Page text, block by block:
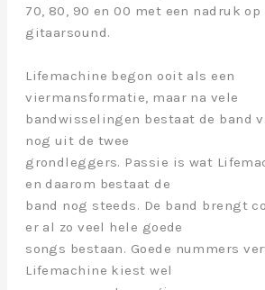
70, 80, 90 en 00 met een nadruk op
gitaarsound.
Lifemachine begon ooit als een
viermansformatie, maar na vele
bandwisselingen bestaat de band
nog uit de twee
grondleggers. Passie is wat
en daarom bestaat de
band nog steeds. De band brengt
er al zo veel hele goede
songs bestaan. Goede nummers
Lifemachine kiest wel